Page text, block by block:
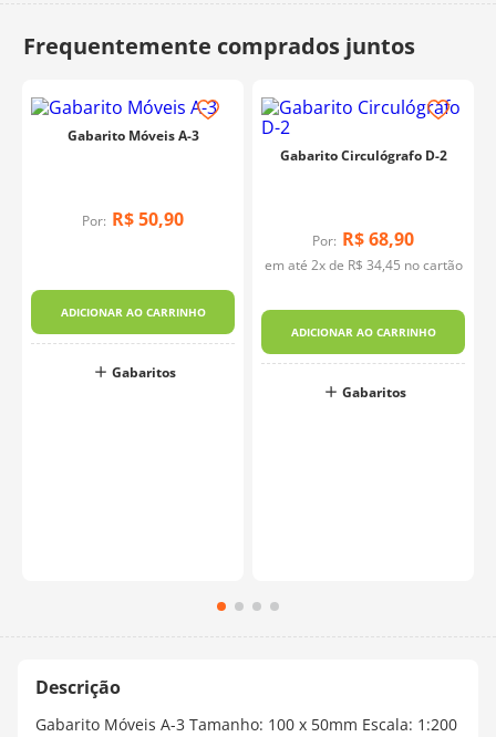
Gabarito Móveis A-3
Por: R$50,90
ADICIONAR AO CARRINHO
Gabaritos
Gabarito Circulógrafo D-2
Por: R$68,90
em até 2x de R$ 34,45 no cartão
ADICIONAR AO CARRINHO
Gabaritos
Gabarito Móveis A-3 Tamanho: 100 x 50mm Escala: 1:200